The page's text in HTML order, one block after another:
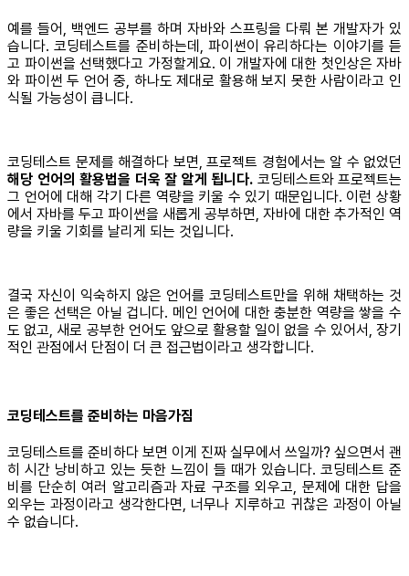
예를 들어, 백엔드 공부를 하며 자바와 스프링을 다뤄 본 개발자가 있
습니다. 코딩테스트를 준비하는데, 파이썬이 유리하다는 이야기를 듣
고 파이썬을 선택했다고 가정할게요. 이 개발자에 대한 첫인상은 자바
와 파이썬 두 언어 중, 하나도 제대로 활용해 보지 못한 사람이라고 인
식될 가능성이 큽니다.
코딩테스트 문제를 해결하다 보면, 프로젝트 경험에서는 알 수 없었던
해당 언어의 활용법을 더욱 잘 알게 됩니다. 코딩테스트와 프로젝트는
그 언어에 대해 각기 다른 역량을 키울 수 있기 때문입니다. 이런 상황
에서 자바를 두고 파이썬을 새롭게 공부하면, 자바에 대한 추가적인 역
량을 키울 기회를 날리게 되는 것입니다.
결국 자신이 익숙하지 않은 언어를 코딩테스트만을 위해 채택하는 것
은 좋은 선택은 아닐 겁니다. 메인 언어에 대한 충분한 역량을 쌓을 수
도 없고, 새로 공부한 언어도 앞으로 활용할 일이 없을 수 있어서, 장기
적인 관점에서 단점이 더 큰 접근법이라고 생각합니다.
코딩테스트를 준비하는 마음가짐
코딩테스트를 준비하다 보면 이게 진짜 실무에서 쓰일까? 싶으면서 괜
히 시간 낭비하고 있는 듯한 느낌이 들 때가 있습니다. 코딩테스트 준
비를 단순히 여러 알고리즘과 자료 구조를 외우고, 문제에 대한 답을
외우는 과정이라고 생각한다면, 너무나 지루하고 귀찮은 과정이 아닐
수 없습니다.